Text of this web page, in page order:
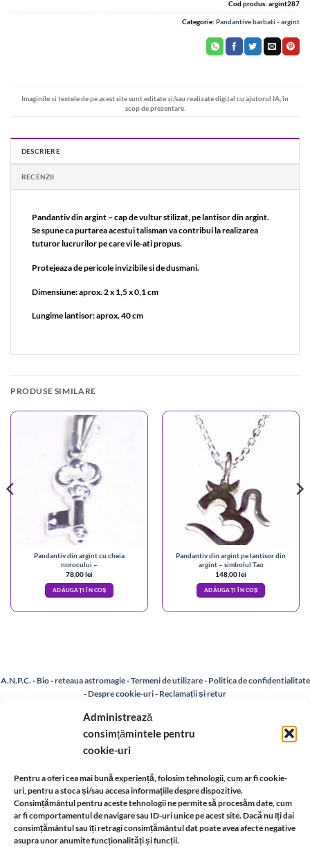
Administrează
consimțămintele pentru
cookie-uri
Pentru a oferi cea mai bună experiență, folosim tehnologii, cum ar fi cookie-
uri, pentru a stoca și/sau accesa informațiile despre dispozitive.
Consimțământul pentru aceste tehnologii ne permite să procesăm date, cum
ar fi comportamentul de navigare sau ID-uri unice pe acest site. Dacă nu îți dai
consimțământul sau îți retragi consimțământul dat poate avea afecte negative
asupra unor anumite funcționalități și funcții.
Cod produs: argint287
Categorie: Pandantive barbati - argint
Imaginile și textele de pe acest site sunt editate și/sau realizate digital cu ajutorul IA, în
scop de prezentare.
DESCRIERE
RECENZII
Pandantiv din argint – cap de vultur stilizat, pe lantisor din argint.
Se spune ca purtarea acestui talisman va contribui la realizarea
tuturor lucrurilor pe care vi le-ati propus.
Protejeaza de pericole invizibile si de dusmani.
Dimensiune: aprox. 2 x 1,5 x 0,1 cm
Lungime lantisor: aprox. 40 cm
PRODUSE SIMILARE
Pandantiv din argint cu cheia
norocului –
78,00lei
ADĂUGAȚI ÎN COȘ
Pandantiv din argint pe lantisor din
argint – simbolul Tao
148,00lei
ADĂUGAȚI ÎN COȘ
A.N.P.C.-Bio-reteaua astromagie-Termeni de utilizare- Politica de confidentialitate
-Despre cookie-uri- Reclamații și retur
Politica de rezolvare a reclamatiilor -
Informatii legale: